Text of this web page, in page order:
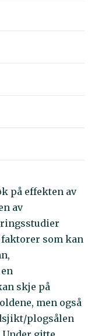
på effekten av
av
som kan
skje på
men også
plogsålen